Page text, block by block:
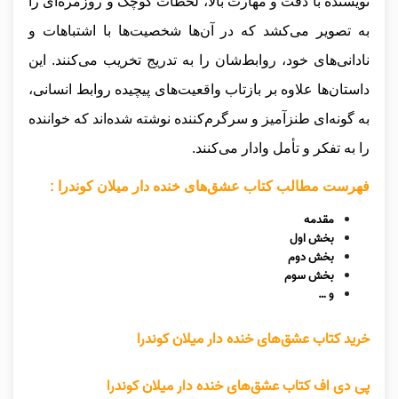
به تصویر می‌کشد که در آن‌ها شخصیت‌ها با اشتباهات و
نادانی‌های خود، روابط‌شان را به تدریج تخریب می‌کنند. این
داستان‌ها علاوه بر بازتاب واقعیت‌های پیچیده روابط انسانی،
به گونه‌ای طنزآمیز و سرگرم‌کننده نوشته شده‌اند که خواننده
را به تفکر و تأمل وادار می‌کنند.
فهرست مطالب کتاب عشق‌های خنده دار میلان کوندرا :
مقدمه
بخش اول
بخش دوم
بخش سوم
و …
خرید کتاب عشق‌های خنده دار میلان کوندرا
پی دی اف کتاب عشق‌های خنده دار میلان کوندرا